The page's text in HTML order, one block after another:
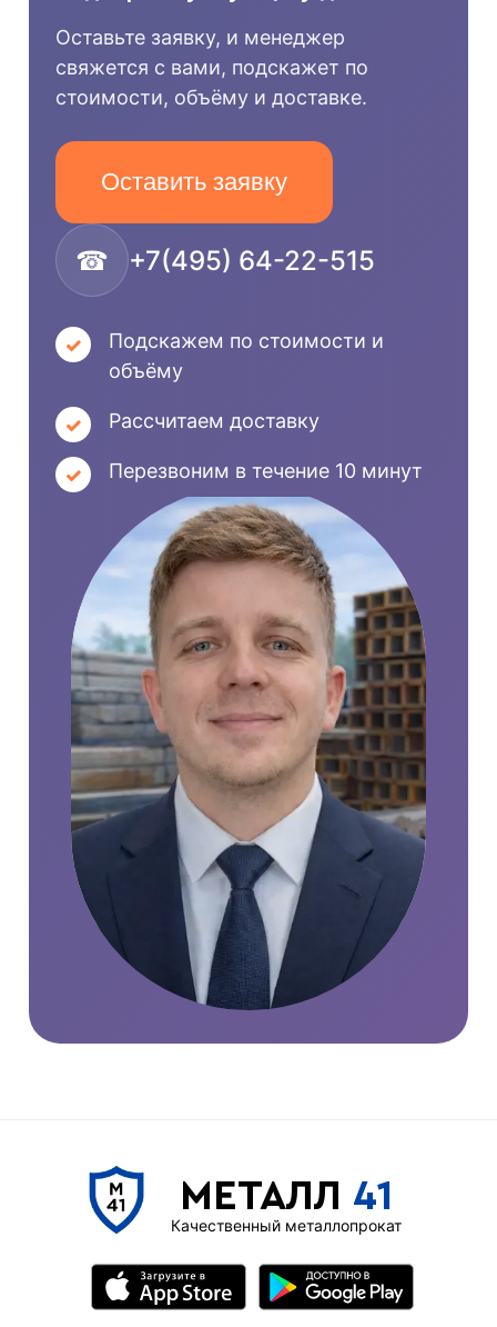
Оставьте заявку, и менеджер
свяжется с вами, подскажет по
стоимости, объёму и доставке.
Оставить заявку
☎ +7(495) 64-22-515
Подскажем по стоимости и
объёму
Рассчитаем доставку
Перезвоним в течение 10 минут
МЕТАЛЛ 41
Качественный металлопрокат